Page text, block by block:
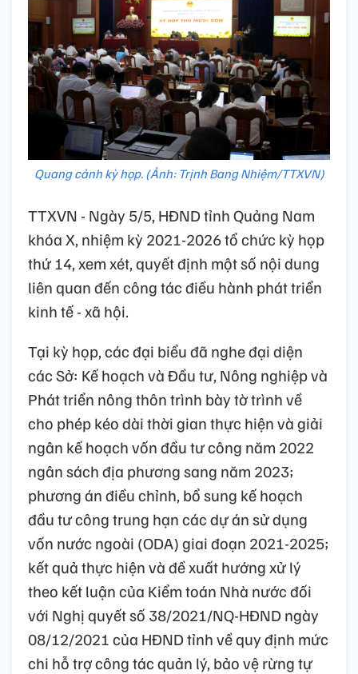
Quang cảnh kỳ họp. (Ảnh: Trịnh Bang Nhiệm/TTXVN)
TTXVN - Ngày 5/5, HĐND tỉnh Quảng Nam
khóa X, nhiệm kỳ 2021-2026 tổ chức kỳ họp
thứ 14, xem xét, quyết định một số nội dung
liên quan đến công tác điều hành phát triển
kinh tế - xã hội.
Tại kỳ họp, các đại biểu đã nghe đại diện
các Sở: Kế hoạch và Đầu tư, Nông nghiệp và
Phát triển nông thôn trình bày tờ trình về
cho phép kéo dài thời gian thực hiện và giải
ngân kế hoạch vốn đầu tư công năm 2022
ngân sách địa phương sang năm 2023;
phương án điều chỉnh, bổ sung kế hoạch
đầu tư công trung hạn các dự án sử dụng
vốn nước ngoài (ODA) giai đoạn 2021-2025;
kết quả thực hiện và đề xuất hướng xử lý
theo kết luận của Kiểm toán Nhà nước đối
với Nghị quyết số 38/2021/NQ-HĐND ngày
08/12/2021 của HĐND tỉnh về quy định mức
chi hỗ trợ công tác quản lý, bảo vệ rừng tự